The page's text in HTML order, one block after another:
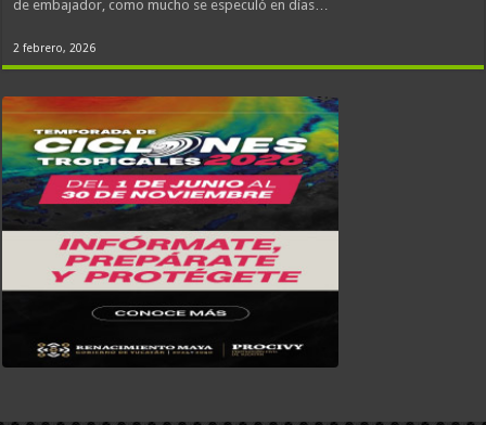
de embajador, como mucho se especuló en días…
2 febrero, 2026